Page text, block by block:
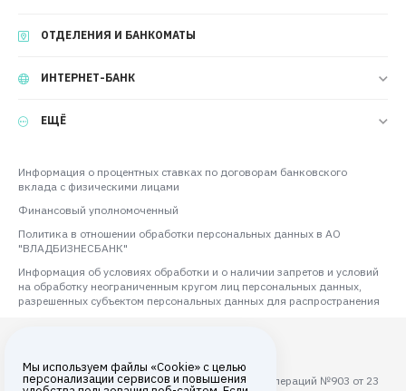
Мы используем файлы «Cookie» с целью
персонализации сервисов и повышения
ОТДЕЛЕНИЯ И БАНКОМАТЫ
ИНТЕРНЕТ-БАНК
ЕЩЁ
Информация о процентных ставках по договорам банковского
вклада с физическими лицами
Финансовый уполномоченный
Политика в отношении обработки персональных данных в АО
"ВЛАДБИЗНЕСБАНК"
Информация об условиях обработки и о наличии запретов и условий
на обработку неограниченным кругом лиц персональных данных,
разрешенных субъектом персональных данных для распространения
Лицензия ЦБ РФ на осуществление банковских операций №903 от 23